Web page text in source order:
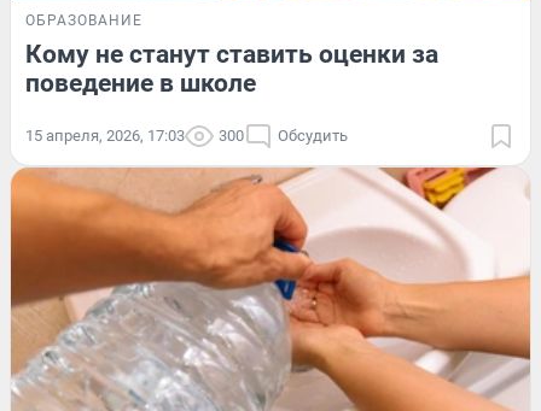
ОБРАЗОВАНИЕ
Кому не станут ставить оценки за
поведение в школе
15 апреля, 2026, 17:03 300 Обсудить